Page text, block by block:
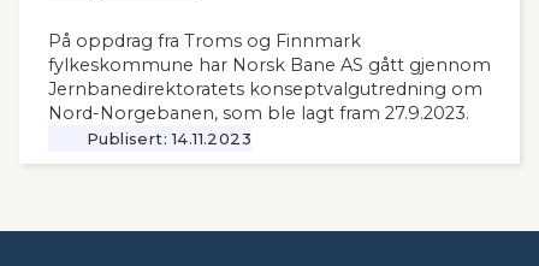
På oppdrag fra Troms og Finnmark
fylkeskommune har Norsk Bane AS gått gjennom
Jernbanedirektoratets konseptvalgutredning om
Nord-Norgebanen, som ble lagt fram 27.9.2023.
Publisert: 14.11.2023